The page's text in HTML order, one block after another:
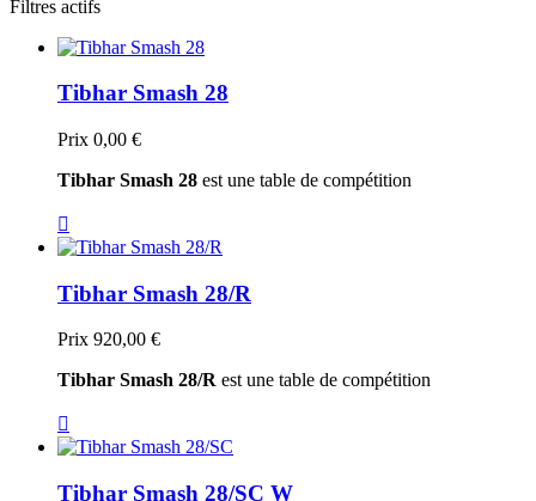
Filtres actifs
Tibhar Smash 28
Prix 0,00 €
Tibhar Smash 28 est une table de compétition

Tibhar Smash 28/R
Prix 920,00 €
Tibhar Smash 28/R est une table de compétition

Tibhar Smash 28/SC W